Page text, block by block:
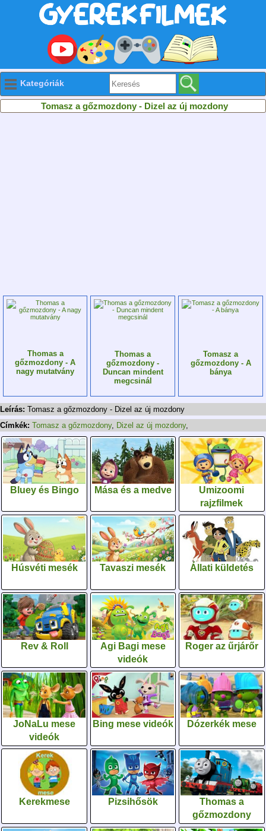
Kategóriák
Tomasz a gőzmozdony - Dizel az új mozdony
Thomas a
gőzmozdony - A
nagy mutatvány
Thomas a
gőzmozdony -
Duncan mindent
megcsinál
Tomasz a
gőzmozdony - A
bánya
Leírás: Tomasz a gőzmozdony - Dizel az új mozdony
Címkék: Tomasz a gőzmozdony, Dizel az új mozdony,
Bluey és Bingo Mása és a medve
Umizoomi
rajzfilmek
Húsvéti mesék Tavaszi mesék Állati küldetés
Rev & Roll
Agi Bagi mese
videók
Roger az űrjárőr
JoNaLu mese
videók
Bing mese videók Dózerkék mese
Kerekmese Pizsihősök
Thomas a
gőzmozdony